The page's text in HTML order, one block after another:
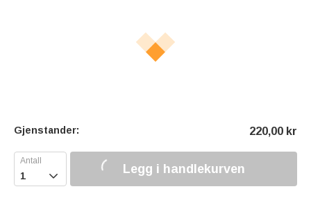
Gjenstander: 220,00 kr
 Legg i handlekurven